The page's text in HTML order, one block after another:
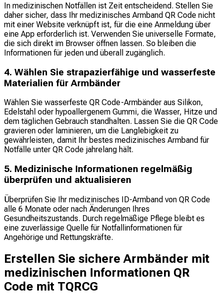
In medizinischen Notfällen ist Zeit entscheidend. Stellen Sie
daher sicher, dass Ihr medizinisches Armband QR Code nicht
mit einer Website verknüpft ist, für die eine Anmeldung über
eine App erforderlich ist. Verwenden Sie universelle Formate,
die sich direkt im Browser öffnen lassen. So bleiben die
Informationen für jeden und überall zugänglich.
4. Wählen Sie strapazierfähige und wasserfeste
Materialien für Armbänder
Wählen Sie wasserfeste QR Code-Armbänder aus Silikon,
Edelstahl oder hypoallergenem Gummi, die Wasser, Hitze und
dem täglichen Gebrauch standhalten. Lassen Sie die QR Code
gravieren oder laminieren, um die Langlebigkeit zu
gewährleisten, damit Ihr bestes medizinisches Armband für
Notfälle unter QR Code jahrelang hält.
5. Medizinische Informationen regelmäßig
überprüfen und aktualisieren
Überprüfen Sie Ihr medizinisches ID-Armband von QR Code
alle 6 Monate oder nach Änderungen Ihres
Gesundheitszustands. Durch regelmäßige Pflege bleibt es
eine zuverlässige Quelle für Notfallinformationen für
Angehörige und Rettungskräfte.
Erstellen Sie sichere Armbänder mit
medizinischen Informationen QR
Code mit TQRCG